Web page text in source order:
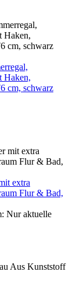
Haken,
cm, schwarz
extra
Flur & Bad,
Nur aktuelle